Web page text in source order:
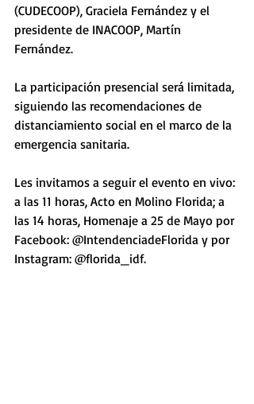
(CUDECOOP), Graciela Fernández y el
presidente de INACOOP, Martín
Fernández.
La participación presencial será limitada,
siguiendo las recomendaciones de
distanciamiento social en el marco de la
emergencia sanitaria.
Les invitamos a seguir el evento en vivo:
a las 11 horas, Acto en Molino Florida; a
las 14 horas, Homenaje a 25 de Mayo por
Facebook: @IntendenciadeFlorida y por
Instagram: @florida_idf.